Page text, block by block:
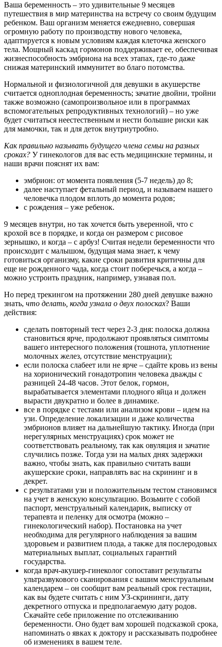
Ваша беременность – это удивительные 9 месяцев
путешествия в мир материнства на встречу со своим будущим
ребенком. Ваш организм меняется ежедневно, совершая
огромную работу по производству нового человека,
адаптируется к новым условиям каждая клеточка женского
тела. Мощный каскад гормонов поддерживает ее, обеспечивая
жизнеспособность эмбриона на всех этапах, где-то даже
снижая материнский иммунитет во благо потомства.
Нормальной и физиологичной для девушки в акушерстве
считается одноплодная беременность; зачатие двойни, тройни
также возможно (самопроизвольное или в программах
вспомогательных репродуктивных технологий) – но уже
будет считаться неестественным и нести большие риски как
для мамочки, так и для деток внутриутробно.
Как правильно называть будущего члена семьи на разных
сроках? У гинекологов для вас есть медицинские термины, и
наши врачи пояснят их вам:
эмбрион: от момента появления (5-7 недель) до 8;
далее наступает фетальный период, и называем нашего
человечка плодом вплоть до момента родов;
с рождения – уже ребенок.
9 месяцев внутри, но так хочется быть уверенной, что с
крохой все в порядке, и когда он размером с рисовое
зернышко, и когда – с арбуз! Считая недели беременности что
происходит с малышом, будущая мама знает, к чему
готовиться организму, какие сроки развития критичны для
еще не рожденного чада, когда стоит поберечься, а когда –
можно устроить праздник, например, узнавая пол.
Но перед трекингом на протяжении 280 дней девушке важно
знать, что делать, когда узнала о двух полосках? Ваши
действия:
сделать повторный тест через 2-3 дня: полоска должна
становиться ярче, продолжают проявляться симптомы
вашего интересного положения (тошнота, уплотнение
молочных желез, отсутствие менструации);
если полоска слабеет или не ярче – сдайте кровь из вены
на хорионический гонадотропин человека дважды с
разницей 24-48 часов. Этот белок, гормон,
вырабатывается элементами плодного яйца и должен
вырасти двукратно и более в динамике.
все в порядке с тестами или анализом крови – идем на
узи. Определение локализации и даже количества
эмбрионов влияет на дальнейшую тактику. Иногда (при
нерегулярных менструациях) срок может не
соответствовать реальному, так как овуляция и зачатие
случились позже. Тогда узи на малых днях задержки
важно, чтобы знать, как правильно считать ваши
акушерские сроки, направлять вас на скрининг и в
декрет.
с результатами узи и положительным тестом становимся
на учет в женскую консультацию. Возьмите с собой
паспорт, менструальный календарик, выписку от
терапевта и пеленку для осмотра (можно –
гинекологический набор). Постановка на учет
необходима для регулярного наблюдения за вашим
здоровьем и развитием плода, а также для послеродовых
материальных выплат, социальных гарантий
государства.
когда врач-акушер-гинеколог сопоставит результаты
ультразвукового сканирования с вашим менструальным
календарем – он сообщит вам реальный срок гестации,
как вы будете считать с ним УЗ-скрининги, дату
декретного отпуска и предполагаемую дату родов.
Скачайте себе приложение по отслеживанию
беременности. Оно будет вам хорошей подсказкой срока,
напоминать о явках к доктору и рассказывать подробнее
об изменениях в вашем теле.